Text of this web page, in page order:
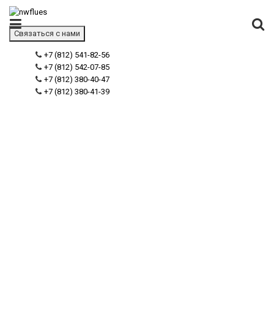
Связаться с нами
+7 (812) 541-82-56
+7 (812) 542-07-85
+7 (812) 380-40-47
+7 (812) 380-41-39